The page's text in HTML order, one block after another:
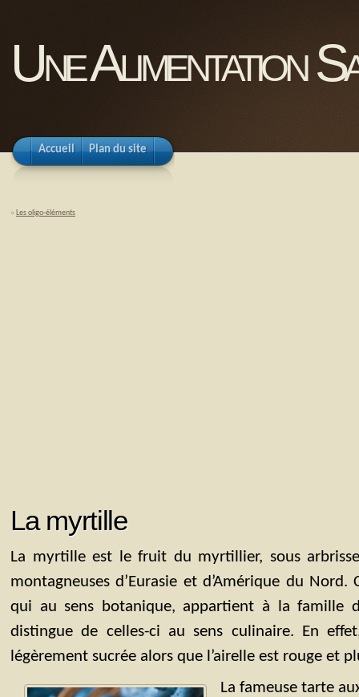
Une Alimentation
Accueil Plan du site
« Les oligo-éléments
La myrtille
La myrtille est le fruit du myrtillier, sous
montagneuses d’Eurasie et d’Amérique du
qui au sens botanique, appartient à la famille
distingue de celles-ci au sens culinaire. En
légèrement sucrée alors que l’airelle est rouge et
La fameuse tarte